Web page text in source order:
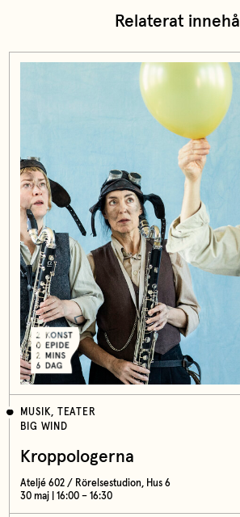
Relaterat innehåll
MUSIK, TEATER
BIG WIND
Kroppologerna
Ateljé 602 / Rörelsestudion, Hus 6
30 maj | 16:00 – 16:30